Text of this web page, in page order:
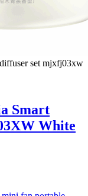
Smart
White